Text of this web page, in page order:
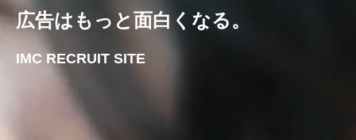
広告はもっと面白くなる。
IMC RECRUIT SITE